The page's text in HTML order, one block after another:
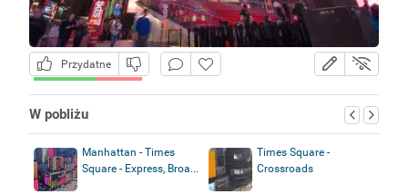
Przydatne
W pobliżu
Manhattan - Times
Square - Express, Broa...
Times Square -
Crossroads